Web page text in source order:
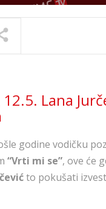
Lana
godine vodičku
“Vrti mi se”, ove će
to pokušati